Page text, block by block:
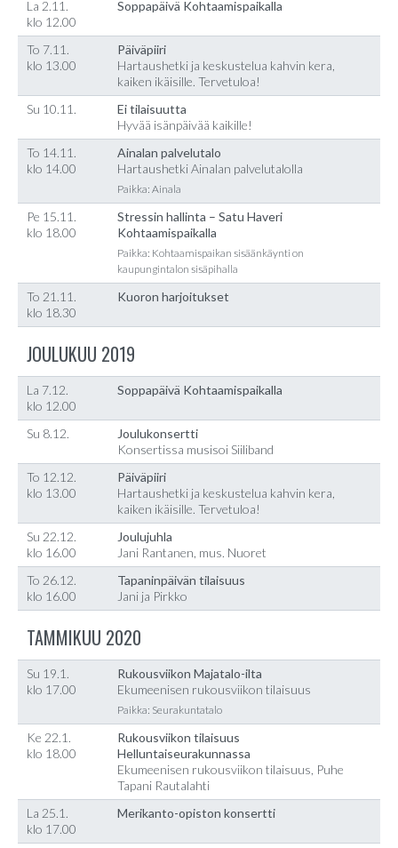
La 2.11.
klo 12.00
Soppapäivä Kohtaamispaikalla
To 7.11.
klo 13.00
Päiväpiiri
Hartaushetki ja keskustelua kahvin kera,
kaiken ikäisille. Tervetuloa!
Su 10.11.
Ei tilaisuutta
Hyvää isänpäivää kaikille!
To 14.11.
klo 14.00
Ainalan palvelutalo
Hartaushetki Ainalan palvelutalolla
Paikka: Ainala
Pe 15.11.
klo 18.00
Stressin hallinta – Satu Haveri
Kohtaamispaikalla
Paikka: Kohtaamispaikan sisäänkäynti on
kaupungintalon sisäpihalla
To 21.11.
klo 18.30
Kuoron harjoitukset
JOULUKUU 2019
La 7.12.
klo 12.00
Soppapäivä Kohtaamispaikalla
Su 8.12.
Joulukonsertti
Konsertissa musisoi Siiliband
To 12.12.
klo 13.00
Päiväpiiri
Hartaushetki ja keskustelua kahvin kera,
kaiken ikäisille. Tervetuloa!
Su 22.12.
klo 16.00
Joulujuhla
Jani Rantanen, mus. Nuoret
To 26.12.
klo 16.00
Tapaninpäivän tilaisuus
Jani ja Pirkko
TAMMIKUU 2020
Su 19.1.
klo 17.00
Rukousviikon Majatalo-ilta
Ekumeenisen rukousviikon tilaisuus
Paikka: Seurakuntatalo
Ke 22.1.
klo 18.00
Rukousviikon tilaisuus
Helluntaiseurakunnassa
Ekumeenisen rukousviikon tilaisuus, Puhe
Tapani Rautalahti
La 25.1.
klo 17.00
Merikanto-opiston konsertti